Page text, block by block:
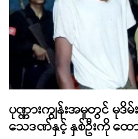
ပုဏ္ဏားကျွန်းအမှုတွင် မု
သေဒဏ်နှင့် နှစ်ဦးကို ထေ